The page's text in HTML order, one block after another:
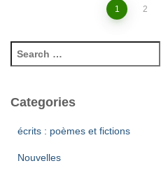
1 2
Categories
écrits : poèmes et fictions
Nouvelles